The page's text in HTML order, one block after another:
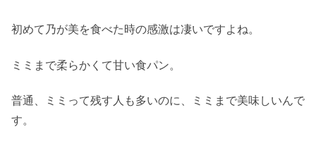
初めて乃が美を食べた時の感激は凄いですよね。
ミミまで柔らかくて甘い食パン。
普通、ミミって残す人も多いのに、ミミまで美味しいんで
す。